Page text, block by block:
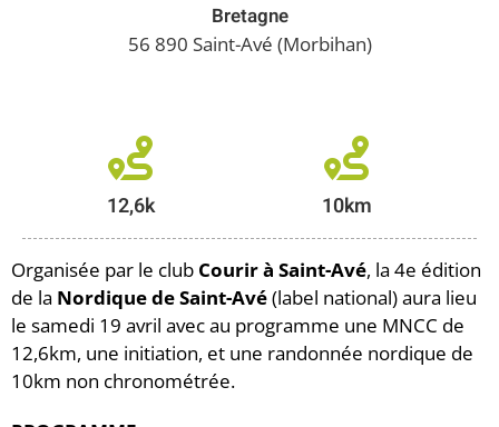
10km
Organisée par le club Courir à Saint-Avé, la 4e édition
de la Nordique de Saint-Avé(label national) aura lieu
le samedi 19 avril avec au programme une MNCC de
12,6km, une initiation, et une randonnée nordique de
10km non chronométrée.
Bretagne
56 890 Saint-Avé (Morbihan)